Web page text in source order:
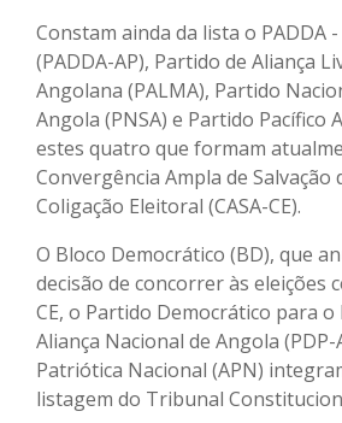
Constam ainda da lista o PADDA
(PADDA-AP), Partido de Aliança
Angolana (PALMA), Partido
Angola (PNSA) e Partido Pacífico
estes quatro que formam
Convergência Ampla de Salvação
Coligação Eleitoral (CASA-CE).
O Bloco Democrático (BD), que
decisão de concorrer às eleições
CE, o Partido Democrático para
Aliança Nacional de Angola (PDP-
Patriótica Nacional (APN)
listagem do Tribunal